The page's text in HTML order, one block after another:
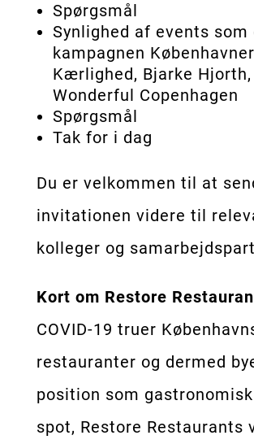
Spørgsmål
Synlighed af events som
kampagnen Københavner
Kærlighed, Bjarke Hjorth,
Wonderful Copenhagen
Spørgsmål
Tak for i dag
Du er velkommen til at
invitationen videre til
kolleger og
Kort om Restore
COVID-19 truer
restauranter og dermed
position som
spot, Restore Restaurants